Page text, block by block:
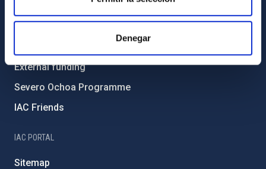
Denegar
Environment and Sustainability
Forever IAC
External funding
Severo Ochoa Programme
IAC Friends
IAC PORTAL
Sitemap